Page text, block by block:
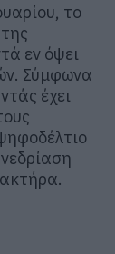
το
εν όψει
Σύμφωνα
έχει